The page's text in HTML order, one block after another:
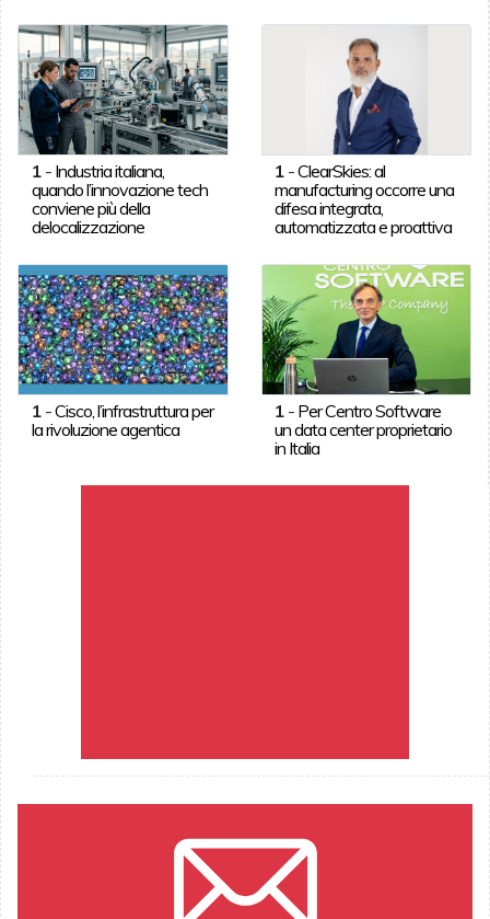
1- Industria italiana,
quando l’innovazione tech
conviene più della
delocalizzazione
1 -ClearSkies: al
manufacturing occorre una
difesa integrata,
automatizzata e proattiva
1-Cisco, l’infrastruttura per
la rivoluzione agentica
1 - Per Centro Software
un data center proprietario
in Italia